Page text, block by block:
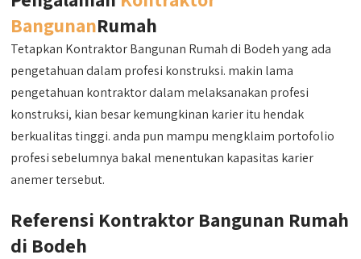
BangunanRumah
Tetapkan Kontraktor Bangunan Rumah di Bodeh yang ada
pengetahuan dalam profesi konstruksi. makin lama
pengetahuan kontraktor dalam melaksanakan profesi
konstruksi, kian besar kemungkinan karier itu hendak
berkualitas tinggi. anda pun mampu mengklaim portofolio
profesi sebelumnya bakal menentukan kapasitas karier
anemer tersebut.
Referensi Kontraktor Bangunan Rumah
di Bodeh